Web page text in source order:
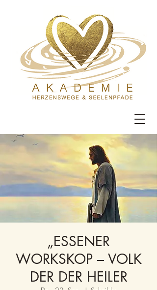
„ESSENER
WORKSKOP – VOLK
DER DER HEILER